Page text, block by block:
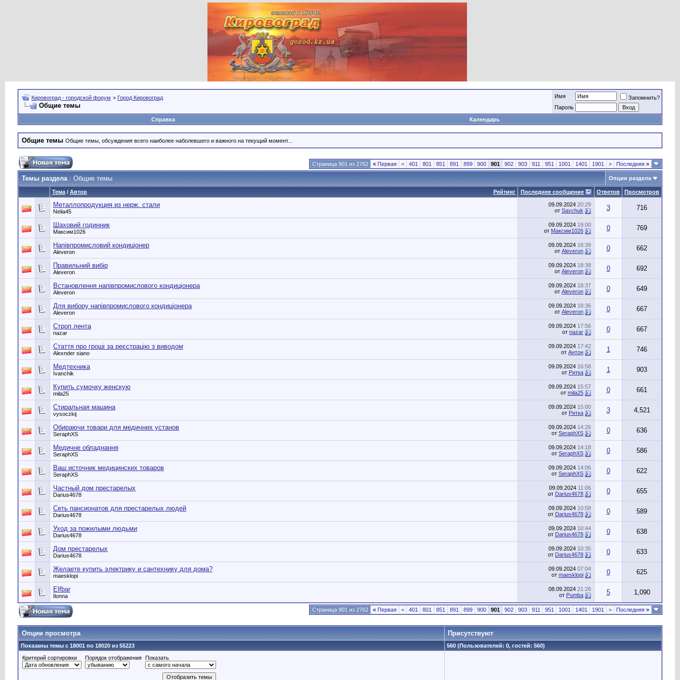
Кировоград - городской форум > Город Кировоград
Общие темы
Имя
Запомнить?
Пароль
Справка
Календарь
Общие темы Общие темы, обсуждения всего наиболее наболевшего и важного на текущий момент...
Страница 901 из 2762 « Первая < 401 801 851 891 899 900 901 902 903 911 951 1001 1401 1901 > Последняя »
Темы раздела: Общие темы Опции раздела
Рейтинг
Тема / Автор Последнее сообщение Ответов Просмотров
Металлопродукция из нерж. стали
Nelia45
09.09.2024 20:29
от Savchuk 3 716
Шаховий годинник
Максим1026
09.09.2024 19:00
от Максим1026 0 769
Напівпромисловий кондиціонер
Aleveron
09.09.2024 18:39
от Aleveron 0 662
Правильний вибір
Aleveron
09.09.2024 18:38
от Aleveron 0 692
Встановлення напівпромислового кондиціонера
Aleveron
09.09.2024 18:37
от Aleveron 0 649
Для вибору напівпромислового кондиціонера
Aleveron
09.09.2024 18:36
от Aleveron 0 667
Строп лента
nazar
09.09.2024 17:56
от nazar 0 667
Стаття про гроші за реєстрацію з виводом
Alexnder siano
09.09.2024 17:42
от Антон 1 746
Медтехника
Ivanchik
09.09.2024 16:58
от Ритка 1 903
Купить сумочку женскую
mila25
09.09.2024 15:57
от mila25 0 661
Стиральная машина
vysoczkij
09.09.2024 15:00
от Ритка 3 4,521
Обираючи товари для медичних установ
SeraphXS
09.09.2024 14:26
от SeraphXS 0 636
Медичне обладнання
SeraphXS
09.09.2024 14:18
от SeraphXS 0 586
Ваш источник медицинских товаров
SeraphXS
09.09.2024 14:06
от SeraphXS 0 622
Частный дом престарелых
Darius4678
09.09.2024 11:06
от Darius4678 0 655
Сеть пансионатов для престарелых людей
Darius4678
09.09.2024 10:58
от Darius4678 0 589
Уход за пожилыми людьми
Darius4678
09.09.2024 10:44
от Darius4678 0 638
Дом престарелых
Darius4678
09.09.2024 10:35
от Darius4678 0 633
Желаете купить электрику и сантехнику для дома?
maesklopi
09.09.2024 07:04
от maesklopi 0 625
Elfbar
Ilonna
08.09.2024 21:26
от Pumba 5 1,090
Страница 901 из 2762 « Первая < 401 801 851 891 899 900 901 902 903 911 951 1001 1401 1901 > Последняя »
Опции просмотра Присутствуют
Показаны темы с 18001 по 18020 из 55223
560 (Пользователей: 0, гостей: 560)
Критерий сортировки
Порядок отображения Показать